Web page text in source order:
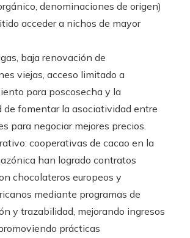
denominaciones de origen)
acceder a nichos de mayor
baja renovación de
viejas, acceso limitado a
para poscosecha y la
de fomentar la asociatividad entre
para negociar mejores precios.
cooperativas de cacao en la
han logrado contratos
chocolateros europeos y
mediante programas de
y trazabilidad, mejorando ingresos
prácticas